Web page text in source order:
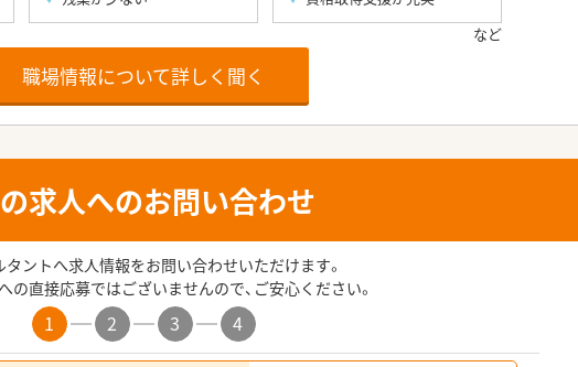
職場情報について詳しく聞く
求人へのお問い合わせ
タントへ求人情報をお問い合わせいただけます。
の直接応募ではございませんので、ご安心ください。
1 2 3 4